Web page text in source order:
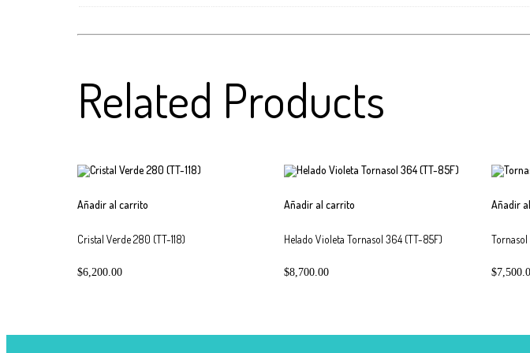
Related Products
Añadir al carrito
Cristal Verde 280 (TT-118)
$6,200.00
Añadir al carrito
Helado Violeta Tornasol 364 (TT-85F)
$8,700.00
Añadir
$